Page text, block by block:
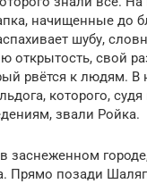
начищенные до
шубу,
открытость, свой
рвётся к людям. В
которого, судя
звали Ройка.
заснеженном
Прямо позади